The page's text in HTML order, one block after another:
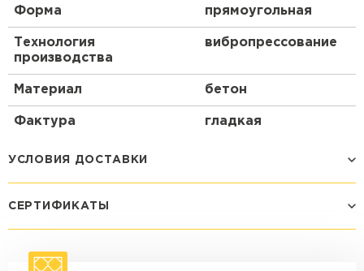
Форма прямоугольная
Технология
производства
вибропрессование
Материал бетон
Фактура гладкая
УСЛОВИЯ ДОСТАВКИ
макс. длина груза 4 м
СЕРТИФИКАТЫ